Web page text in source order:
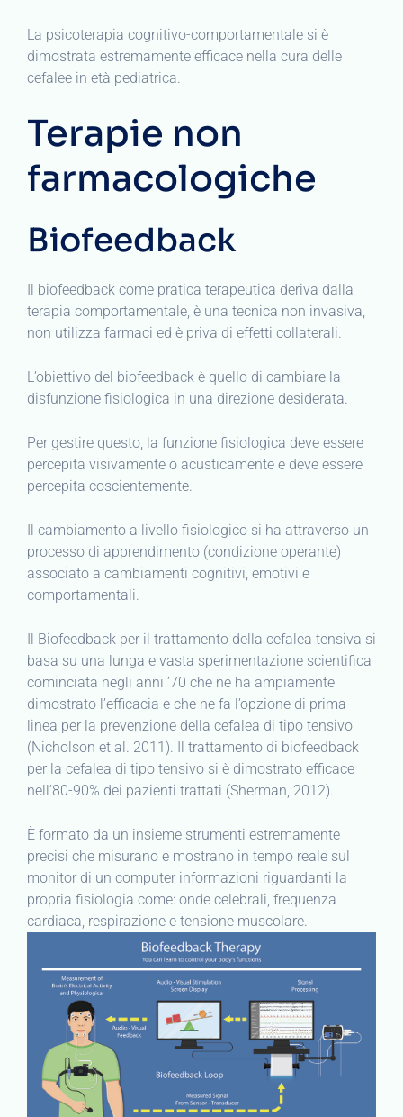
La psicoterapia cognitivo-comportamentale si è
dimostrata estremamente efficace nella cura delle
cefalee in età pediatrica.
Terapie non
farmacologiche
Biofeedback
Il biofeedback come pratica terapeutica deriva dalla
terapia comportamentale, è una tecnica non invasiva,
non utilizza farmaci ed è priva di effetti collaterali.
L’obiettivo del biofeedback è quello di cambiare la
disfunzione fisiologica in una direzione desiderata.
Per gestire questo, la funzione fisiologica deve essere
percepita visivamente o acusticamente e deve essere
percepita coscientemente.
Il cambiamento a livello fisiologico si ha attraverso un
processo di apprendimento (condizione operante)
associato a cambiamenti cognitivi, emotivi e
comportamentali.
Il Biofeedback per il trattamento della cefalea tensiva si
basa su una lunga e vasta sperimentazione scientifica
cominciata negli anni ’70 che ne ha ampiamente
dimostrato l’efficacia e che ne fa l’opzione di prima
linea per la prevenzione della cefalea di tipo tensivo
(Nicholson et al. 2011). Il trattamento di biofeedback
per la cefalea di tipo tensivo si è dimostrato efficace
nell’80-90% dei pazienti trattati (Sherman, 2012).
È formato da un insieme strumenti estremamente
precisi che misurano e mostrano in tempo reale sul
monitor di un computer informazioni riguardanti la
propria fisiologia come: onde celebrali, frequenza
cardiaca, respirazione e tensione muscolare.